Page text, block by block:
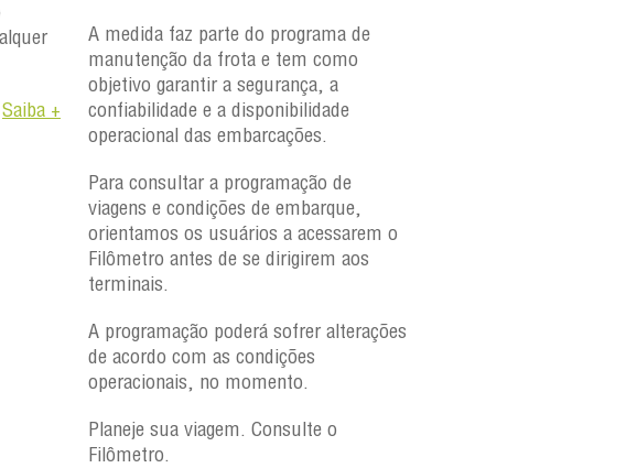
Saiba +
A medida faz parte do programa de
manutenção da frota e tem como
objetivo garantir a segurança, a
confiabilidade e a disponibilidade
operacional das embarcações.
Para consultar a programação de
viagens e condições de embarque,
orientamos os usuários a acessarem o
Filômetro antes de se dirigirem aos
terminais.
A programação poderá sofrer alterações
de acordo com as condições
operacionais, no momento.
Planeje sua viagem. Consulte o
Filômetro.